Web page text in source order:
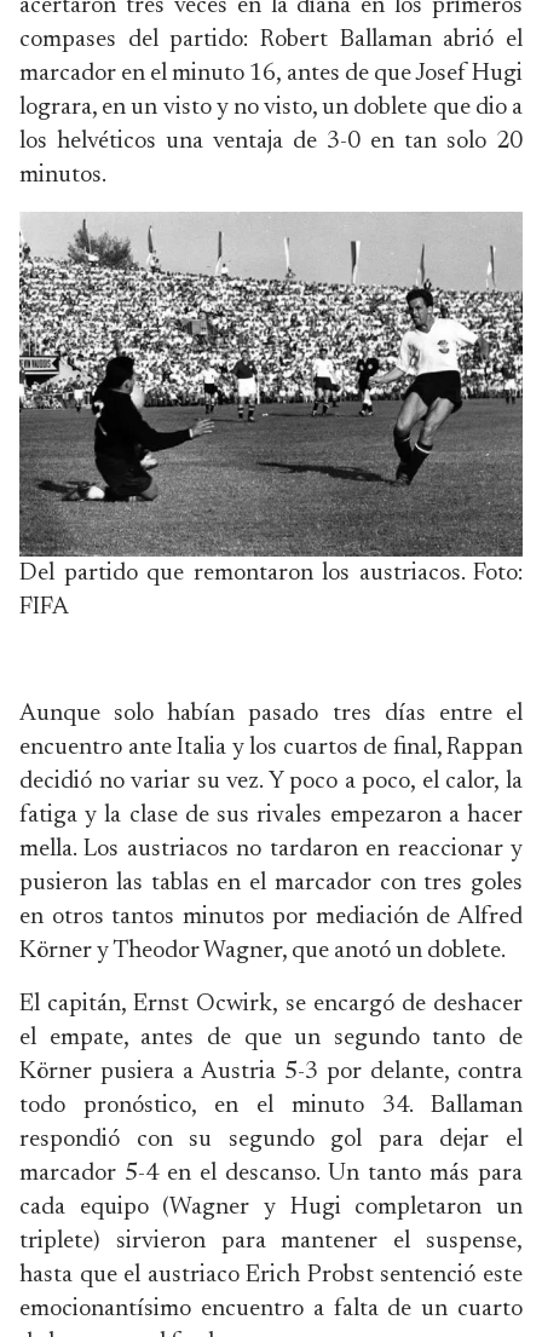
acertaron tres veces en la diana en los primeros
compases del partido: Robert Ballaman abrió el
marcador en el minuto 16, antes de que Josef Hugi
lograra, en un visto y no visto, un doblete que dio a
los helvéticos una ventaja de 3-0 en tan solo 20
minutos.
Del partido que remontaron los austriacos. Foto:
FIFA
Aunque solo habían pasado tres días entre el
encuentro ante Italia y los cuartos de final, Rappan
decidió no variar su vez. Y poco a poco, el calor, la
fatiga y la clase de sus rivales empezaron a hacer
mella. Los austriacos no tardaron en reaccionar y
pusieron las tablas en el marcador con tres goles
en otros tantos minutos por mediación de Alfred
Körner y Theodor Wagner, que anotó un doblete.
El capitán, Ernst Ocwirk, se encargó de deshacer
el empate, antes de que un segundo tanto de
Körner pusiera a Austria 5-3 por delante, contra
todo pronóstico, en el minuto 34. Ballaman
respondió con su segundo gol para dejar el
marcador 5-4 en el descanso. Un tanto más para
cada equipo (Wagner y Hugi completaron un
triplete) sirvieron para mantener el suspense,
hasta que el austriaco Erich Probst sentenció este
emocionantísimo encuentro a falta de un cuarto